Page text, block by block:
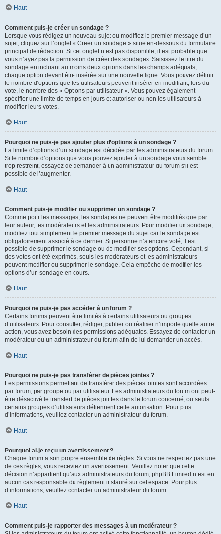
Haut
Comment puis-je créer un sondage ?
Lorsque vous rédigez un nouveau sujet ou modifiez le premier message d’un
sujet, cliquez sur l’onglet « Créer un sondage » situé en-dessous du formulaire
principal de rédaction. Si cet onglet n’est pas disponible, il est probable que
vous n’ayez pas la permission de créer des sondages. Saisissez le titre du
sondage en incluant au moins deux options dans les champs adéquats,
chaque option devant être insérée sur une nouvelle ligne. Vous pouvez définir
le nombre d’options que les utilisateurs peuvent insérer en modifiant, lors du
vote, le nombre des « Options par utilisateur ». Vous pouvez également
spécifier une limite de temps en jours et autoriser ou non les utilisateurs à
modifier leurs votes.
Haut
Pourquoi ne puis-je pas ajouter plus d’options à un sondage ?
La limite d’options d’un sondage est décidée par les administrateurs du forum.
Si le nombre d’options que vous pouvez ajouter à un sondage vous semble
trop restreint, essayez de demander à un administrateur du forum s’il est
possible de l’augmenter.
Haut
Comment puis-je modifier ou supprimer un sondage ?
Comme pour les messages, les sondages ne peuvent être modifiés que par
leur auteur, les modérateurs et les administrateurs. Pour modifier un sondage,
modifiez tout simplement le premier message du sujet car le sondage est
obligatoirement associé à ce dernier. Si personne n’a encore voté, il est
possible de supprimer le sondage ou de modifier ses options. Cependant, si
des votes ont été exprimés, seuls les modérateurs et les administrateurs
peuvent modifier ou supprimer le sondage. Cela empêche de modifier les
options d’un sondage en cours.
Haut
Pourquoi ne puis-je pas accéder à un forum ?
Certains forums peuvent être limités à certains utilisateurs ou groupes
d’utilisateurs. Pour consulter, rédiger, publier ou réaliser n’importe quelle autre
action, vous avez besoin des permissions adéquates. Essayez de contacter un
modérateur ou un administrateur du forum afin de lui demander un accès.
Haut
Pourquoi ne puis-je pas transférer de pièces jointes ?
Les permissions permettant de transférer des pièces jointes sont accordées
par forum, par groupe ou par utilisateur. Les administrateurs du forum ont peut-
être désactivé le transfert de pièces jointes dans le forum concerné, ou seuls
certains groupes d’utilisateurs détiennent cette autorisation. Pour plus
d’informations, veuillez contacter un administrateur du forum.
Haut
Pourquoi ai-je reçu un avertissement ?
Chaque forum a son propre ensemble de règles. Si vous ne respectez pas une
de ces règles, vous recevrez un avertissement. Veuillez noter que cette
décision n’appartient qu’aux administrateurs du forum, phpBB Limited n’est en
aucun cas responsable du règlement instauré sur cet espace. Pour plus
d’informations, veuillez contacter un administrateur du forum.
Haut
Comment puis-je rapporter des messages à un modérateur ?